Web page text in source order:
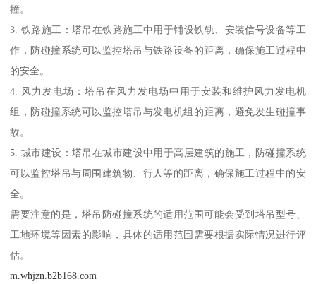
撞。
3. 铁路施工：塔吊在铁路施工中用于铺设铁轨、安装信号设备等工
作，防碰撞系统可以监控塔吊与铁路设备的距离，确保施工过程中
的安全。
4. 风力发电场：塔吊在风力发电场中用于安装和维护风力发电机
组，防碰撞系统可以监控塔吊与发电机组的距离，避免发生碰撞事
故。
5. 城市建设：塔吊在城市建设中用于高层建筑的施工，防碰撞系统
可以监控塔吊与周围建筑物、行人等的距离，确保施工过程中的安
全。
需要注意的是，塔吊防碰撞系统的适用范围可能会受到塔吊型号、
工地环境等因素的影响，具体的适用范围需要根据实际情况进行评
估。
m.whjzn.b2b168.com